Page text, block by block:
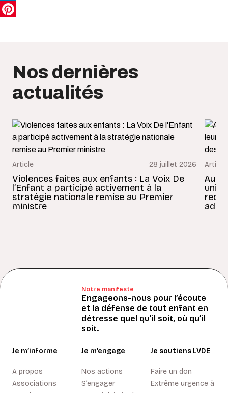
LinkedIn
Nos dernières
actualités
Article 28 juillet 2026
Violences faites aux enfants : La Voix De
l’Enfant a participé activement à la
stratégie nationale remise au Premier
ministre
Article
Au
Notre manifeste
Engageons-nous pour l’écoute
et la défense de tout enfant en
détresse quel qu’il soit, où qu’il
soit.
Je m’informe
A propos
Associations
Je m’engage
Nos actions
S’engager
Je soutiens LVDE
Faire un don
Extrême urgence à